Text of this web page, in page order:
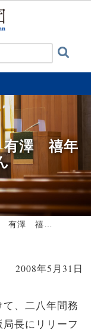
有澤 禧年
【4651号】人ひととき 有澤 禧年(つぐとし)さん
2008年5月31日
、二八年間務
長にリリーフ